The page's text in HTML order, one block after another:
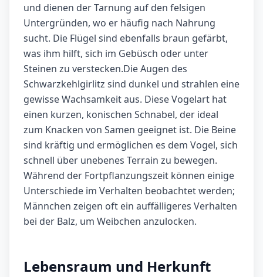
und dienen der Tarnung auf den felsigen
Untergründen, wo er häufig nach Nahrung
sucht. Die Flügel sind ebenfalls braun gefärbt,
was ihm hilft, sich im Gebüsch oder unter
Steinen zu verstecken.Die Augen des
Schwarzkehlgirlitz sind dunkel und strahlen eine
gewisse Wachsamkeit aus. Diese Vogelart hat
einen kurzen, konischen Schnabel, der ideal
zum Knacken von Samen geeignet ist. Die Beine
sind kräftig und ermöglichen es dem Vogel, sich
schnell über unebenes Terrain zu bewegen.
Während der Fortpflanzungszeit können einige
Unterschiede im Verhalten beobachtet werden;
Männchen zeigen oft ein auffälligeres Verhalten
bei der Balz, um Weibchen anzulocken.
Lebensraum und Herkunft